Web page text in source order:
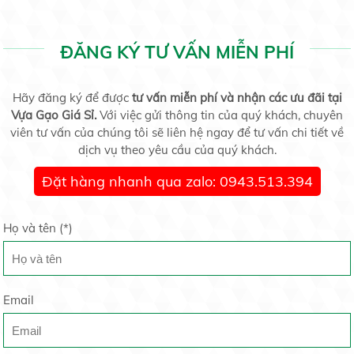
Gạo Thơm Mỹ
Thành Phố Hồ Chí Minh Lại Rúng Động Vì Covid 19
26/07/2020
râu
ĐĂNG KÝ TƯ VẤN MIỄN PHÍ
Hãy đăng ký để được tư vấn miễn phí và nhận các ưu đãi tại
Vựa Gạo Giá Sỉ.Với việc gửi thông tin của quý khách, chuyên
viên tư vấn của chúng tôi sẽ liên hệ ngay để tư vấn chi tiết về
dịch vụ theo yêu cầu của quý khách.
Đặt hàng nhanh qua zalo: 0943.513.394
Họ và tên (*)
Email